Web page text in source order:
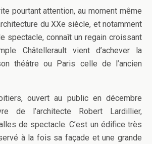
pourtant attention, au moment même
du XXe siècle, et notamment
spectacle, connaît un regain croissant
Châtellerault vient d’achever la
théâtre ou Paris celle de l’ancien
ouvert au public en décembre
de l’architecte Robert Lardillier,
de spectacle. C’est un édifice très
à la fois sa façade et une grande